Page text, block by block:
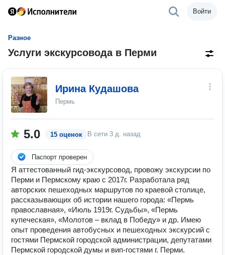
Войти
Разное
Услуги экскурсовода в Перми
Ирина Кудашова
Пермь
5.0 15 оценок В сети 3 д. назад
Паспорт проверен
Я аттестованный гид-экскурсовод, провожу экскурсии по
Перми и Пермскому краю с 2017г. Разработала ряд
авторских пешеходных маршрутов по краевой столице,
рассказывающих об истории нашего города: «Пермь
православная», «Июль 1919г. Судьбы», «Пермь
купеческая», «Молотов – вклад в Победу» и др. Имею
опыт проведения автобусных и пешеходных экскурсий с
гостями Пермской городской администрации, депутатами
Пермской городской думы и вип-гостями г. Перми.